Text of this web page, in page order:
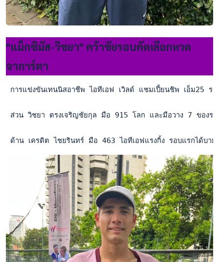
"แม็กซิมัส-วิชยา" คว้าชัยรอบคัดเลือกหวด
จาการ์ตา
การแข่งขันเทนนิสอาชีพ ไอทีเอฟ เวิลด์ แชมเปี้ยนชิพ เอ็ม25
ส่วน วิชยา ตรงเจริญชัยกุล มือ 915 โลก และมือวาง 7 ของร
ด้าน เครดิต ไชยรินทร์ มือ 463 ไอทีเอฟแรงกิ้ง รอบแรกได้